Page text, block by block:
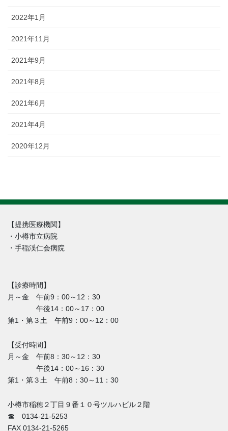
2022年1月
2021年11月
2021年9月
2021年8月
2021年6月
2021年4月
2020年12月
【提携医療機関】
・小樽市立病院
・手稲渓仁会病院
【診療時間】
月～金 午前9：00～12：30
午後14：00～17：00
第1・第３土 午前9：00～12：00
【受付時間】
月～金 午前8：30～12：30
午後14：00～16：30
第1・第３土 午前8：30～11：30
小樽市稲穂２丁目９番１０号ツルハビル２階
☎ 0134-21-5253
FAX 0134-21-5265